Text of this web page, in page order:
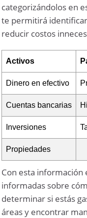
categorizándolos en
te permitirá
reducir costos
Activos
Dinero en efectivo
Cuentas bancarias
Inversiones
Propiedades
Con esta información
informadas sobre
determinar si estás
áreas y encontrar